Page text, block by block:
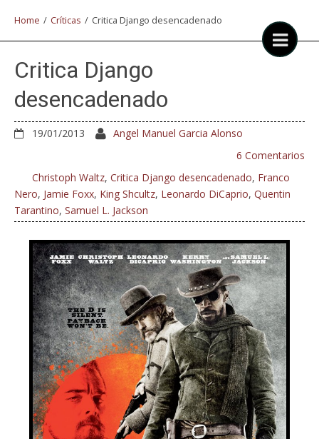
Home / Críticas / Critica Django desencadenado
Critica Django
desencadenado
19/01/2013
Angel Manuel Garcia Alonso
6 Comentarios
Christoph Waltz, Critica Django desencadenado, Franco
Nero, Jamie Foxx, King Shcultz, Leonardo DiCaprio, Quentin
Tarantino, Samuel L. Jackson